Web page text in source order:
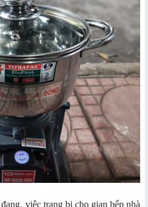
việc trang bị cho gian bếp nhà